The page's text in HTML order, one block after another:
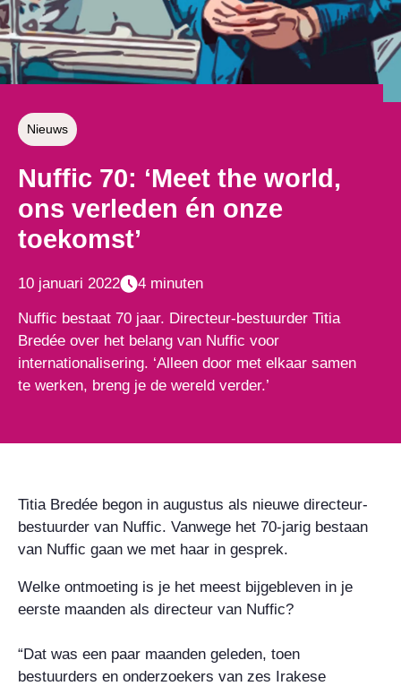
Nieuws
Nuffic 70: ‘Meet the world,
ons verleden én onze
toekomst’
10 januari 2022 4 minuten
Nuffic bestaat 70 jaar. Directeur-bestuurder Titia
Bredée over het belang van Nuffic voor
internationalisering. ‘Alleen door met elkaar samen
te werken, breng je de wereld verder.’
Titia Bredée begon in augustus als nieuwe directeur-
bestuurder van Nuffic. Vanwege het 70-jarig bestaan
van Nuffic gaan we met haar in gesprek.
Welke ontmoeting is je het meest bijgebleven in je
eerste maanden als directeur van Nuffic?
“Dat was een paar maanden geleden, toen
bestuurders en onderzoekers van zes Irakese